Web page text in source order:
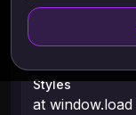
Styles
at window.load